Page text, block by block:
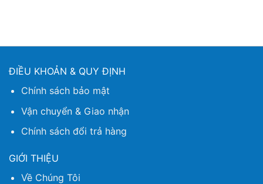
ĐIỀU KHOẢN & QUY ĐỊNH
Chính sách bảo mật
Vận chuyển & Giao nhận
Chính sách đổi trả hàng
GIỚI THIỆU
Về Chúng Tôi